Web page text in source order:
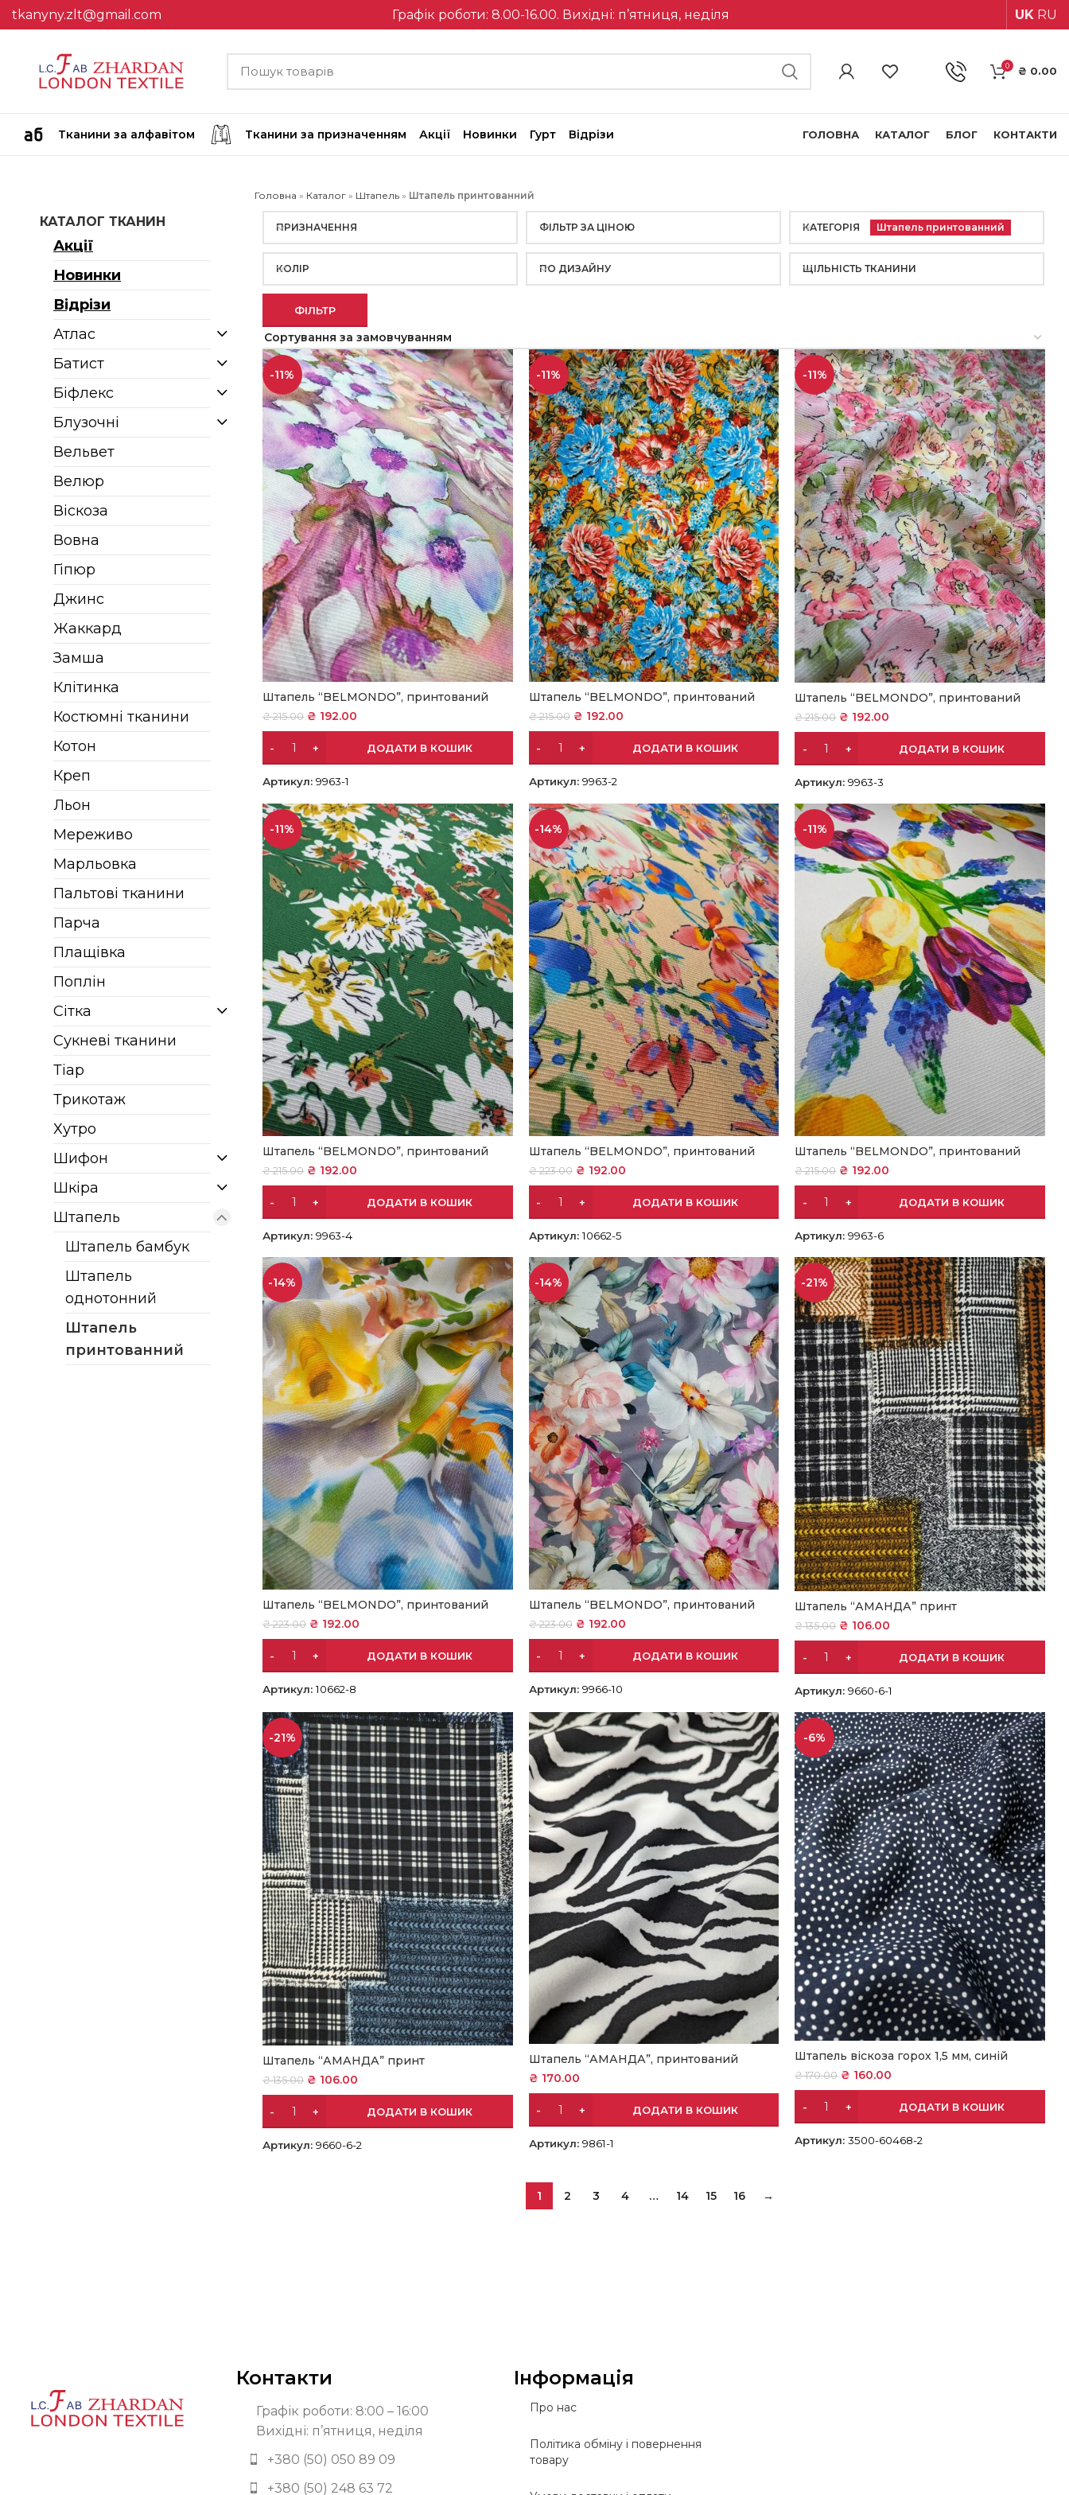
tkanyny.zlt@gmail.com Графік роботи: 8.00-16.00. Вихідні: п’ятниця, неділя UK RU
0 ₴ 0.00
Тканини за алфавітом Тканини за призначенням Акції Новинки Гурт Відрізи ГОЛОВНА КАТАЛОГ БЛОГ КОНТАКТИ
КАТАЛОГ ТКАНИН
Акції
Новинки
Відрізи
Атлас
Батист
Біфлекс
Блузочні
Вельвет
Велюр
Віскоза
Вовна
Гіпюр
Джинс
Жаккард
Замша
Клітинка
Костюмні тканини
Котон
Креп
Льон
Мереживо
Марльовка
Пальтові тканини
Парча
Плащівка
Поплін
Сітка
Сукневі тканини
Тіар
Трикотаж
Хутро
Шифон
Шкіра
Штапель
Штапель бамбук
Штапель
однотонний
Штапель
принтованний
Головна » Каталог» Штапель» Штапель принтованний
ПРИЗНАЧЕННЯ ФІЛЬТР ЗА ЦІНОЮ КАТЕГОРІЯ Штапель принтованний
КОЛІР ПО ДИЗАЙНУ ЩІЛЬНІСТЬ ТКАНИНИ
ФІЛЬТР
-11%
Штапель “BELMONDO”, принтований
₴215.00 ₴ 192.00
ДОДАТИ В КОШИК
Артикул: 9963-1
-11%
Штапель “BELMONDO”, принтований
₴215.00 ₴ 192.00
ДОДАТИ В КОШИК
Артикул: 9963-2
-11%
Штапель “BELMONDO”, принтований
₴215.00 ₴ 192.00
ДОДАТИ В КОШИК
Артикул:9963-3
-11%
Штапель “BELMONDO”, принтований
₴215.00 ₴ 192.00
ДОДАТИ В КОШИК
Артикул: 9963-4
-14%
Штапель “BELMONDO”, принтований
₴223.00 ₴ 192.00
ДОДАТИ В КОШИК
Артикул:10662-5
-11%
Штапель “BELMONDO”, принтований
₴215.00 ₴ 192.00
ДОДАТИ В КОШИК
Артикул:9963-6
-14%
Штапель “BELMONDO”, принтований
₴223.00 ₴ 192.00
ДОДАТИ В КОШИК
Артикул:10662-8
-14%
Штапель “BELMONDO”, принтований
₴223.00 ₴ 192.00
ДОДАТИ В КОШИК
Артикул: 9966-10
-21%
Штапель “АМАНДА” принт
₴135.00 ₴ 106.00
ДОДАТИ В КОШИК
Артикул:9660-6-1
-21%
Штапель “АМАНДА” принт
₴135.00 ₴ 106.00
ДОДАТИ В КОШИК
Артикул: 9660-6-2
Штапель “АМАНДА”, принтований
₴ 170.00
ДОДАТИ В КОШИК
Артикул: 9861-1
-6%
Штапель віскоза горох 1,5 мм, синій
₴170.00 ₴ 160.00
ДОДАТИ В КОШИК
Артикул:3500-60468-2
1 2 3 4 … 14 15 16 →
Контакти
Графік роботи: 8:00 – 16:00
Вихідні: п’ятниця, неділя
+380 (50) 050 89 09
+380 (50) 248 63 72
Інформація
Про нас
Політика обміну і повернення
товару